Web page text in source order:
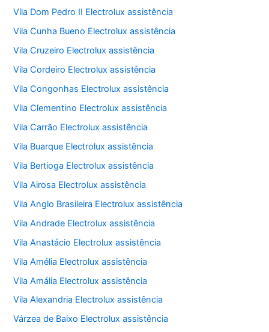
Vila Dom Pedro II Electrolux assistência
Vila Cunha Bueno Electrolux assistência
Vila Cruzeiro Electrolux assistência
Vila Cordeiro Electrolux assistência
Vila Congonhas Electrolux assistência
Vila Clementino Electrolux assistência
Vila Carrão Electrolux assistência
Vila Buarque Electrolux assistência
Vila Bertioga Electrolux assistência
Vila Airosa Electrolux assistência
Vila Anglo Brasileira Electrolux assistência
Vila Andrade Electrolux assistência
Vila Anastácio Electrolux assistência
Vila Amélia Electrolux assistência
Vila Amália Electrolux assistência
Vila Alexandria Electrolux assistência
Várzea de Baixo Electrolux assistência